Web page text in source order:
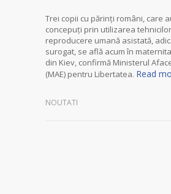
Trei copii cu părinți români, care
concepuți prin utilizarea
reproducere umană asistată,
surogat, se află acum în
din Kiev, confirmă Ministerul
(MAE) pentru Libertatea. Read
NOUTATI